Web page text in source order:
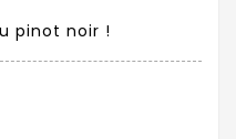
pinot noir !